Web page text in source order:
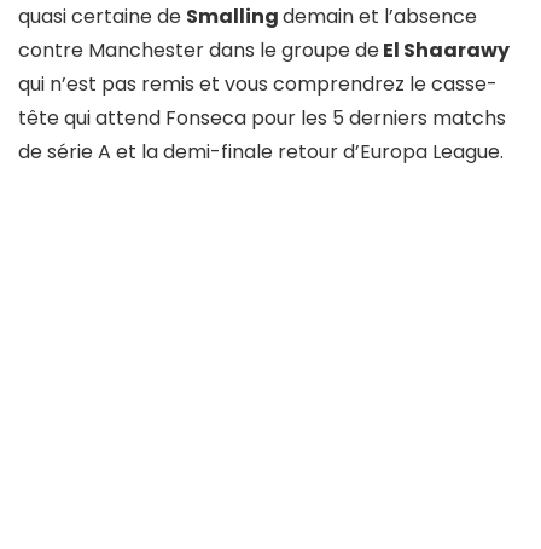
quasi certaine de Smallingdemain et l’absence
contre Manchester dans le groupe deEl Shaarawy
qui n’est pas remis et vous comprendrez le casse-
tête qui attend Fonseca pour les 5 derniers matchs
de série A et la demi-finale retour d’Europa League.